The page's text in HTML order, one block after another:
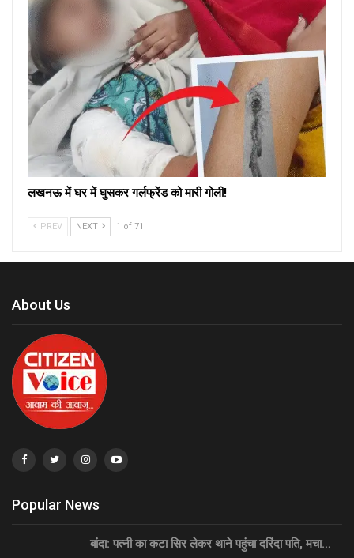
लखनऊ में घर में घुसकर गर्लफ्रेंड को मारी गोली!
PREV NEXT 1 of 71
About Us
Popular News
बांदा: पत्नी का कटा सिर लेकर थाने पहुंचा दरिंदा पति, मचा…